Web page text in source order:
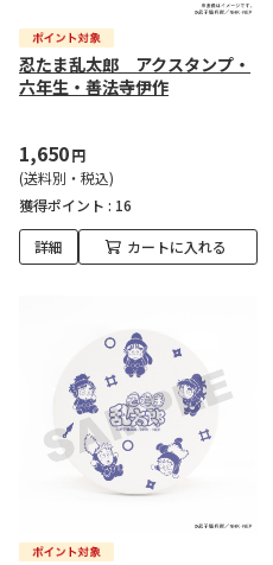
忍たま乱太郎 アクスタンプ・
六年生・善法寺伊作
1,650円
(送料別・税込)
獲得ポイント : 16
詳細 カートに入れる